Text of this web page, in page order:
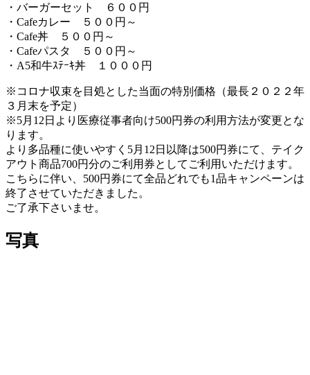
・バーガーセット ６００円
・Cafeカレー ５００円～
・Cafe丼 ５００円～
・Cafeパスタ ５００円～
・A5和牛ｽﾃｰｷ丼 １０００円
※コロナ収束を目処とした当面の特別価格（最長２０２２年
３月末を予定）
※5月12日より医療従事者向け500円券の利用方法が変更とな
ります。
より多品種に使いやすく5月12日以降は500円券にて、テイク
アウト商品700円分のご利用券としてご利用いただけます。
こちらに伴い、500円券にて全品どれでも1品キャンペーンは
終了させていただきました。
ご了承下さいませ。
写真